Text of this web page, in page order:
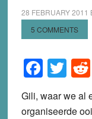
28 FEBRUARY 2011
5 COMMENTS
Gili, waar we al
organiseerde